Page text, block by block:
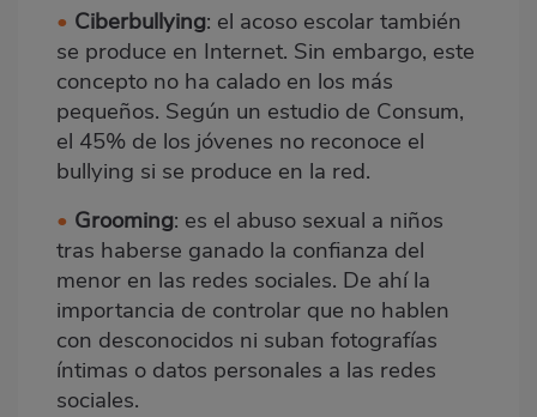
• Ciberbullying: el acoso escolar también
se produce en Internet. Sin embargo, este
concepto no ha calado en los más
pequeños. Según un estudio de Consum,
el 45% de los jóvenes no reconoce el
bullying si se produce en la red.
• Grooming: es el abuso sexual a niños
tras haberse ganado la confianza del
menor en las redes sociales. De ahí la
importancia de controlar que no hablen
con desconocidos ni suban fotografías
íntimas o datos personales a las redes
sociales.